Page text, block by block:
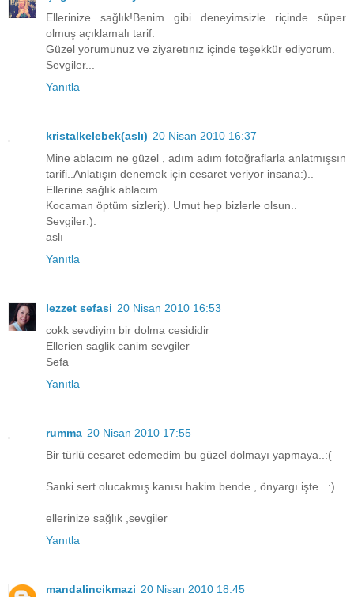
Ellerinize sağlık!Benim gibi deneyimsizle riçinde süper
olmuş açıklamalı tarif.
Güzel yorumunuz ve ziyaretınız içinde teşekkür ediyorum.
Sevgiler...
Yanıtla
kristalkelebek(aslı) 20 Nisan 2010 16:37
Mine ablacım ne güzel , adım adım fotoğraflarla anlatmışsın
tarifi..Anlatışın denemek için cesaret veriyor insana:)..
Ellerine sağlık ablacım.
Kocaman öptüm sizleri;). Umut hep bizlerle olsun..
Sevgiler:).
aslı
Yanıtla
lezzet sefasi 20 Nisan 2010 16:53
cokk sevdiyim bir dolma cesididir
Ellerien saglik canim sevgiler
Sefa
Yanıtla
rumma 20 Nisan 2010 17:55
Bir türlü cesaret edemedim bu güzel dolmayı yapmaya..:(
Sanki sert olucakmış kanısı hakim bende , önyargı işte...:)
ellerinize sağlık ,sevgiler
Yanıtla
mandalincikmazi 20 Nisan 2010 18:45